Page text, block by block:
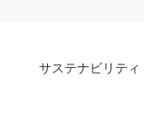
サステナビリティ